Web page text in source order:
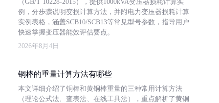
（GB/T 10228-2015），提供1000kVA变压器损耗计算实
例，分步骤说明变损计算方法，并附电力变压器损耗计算
实例表格，涵盖SCB10/SCB13等常见型号参数，指导用户
快速掌握变压器能效评估要点。
2026年8月4日
铜棒的重量计算方法有哪些
本文详细介绍了铜棒和黄铜棒重量的三种常用计算方法
（理论公式法、查表法、在线工具法），重点解析了黄铜